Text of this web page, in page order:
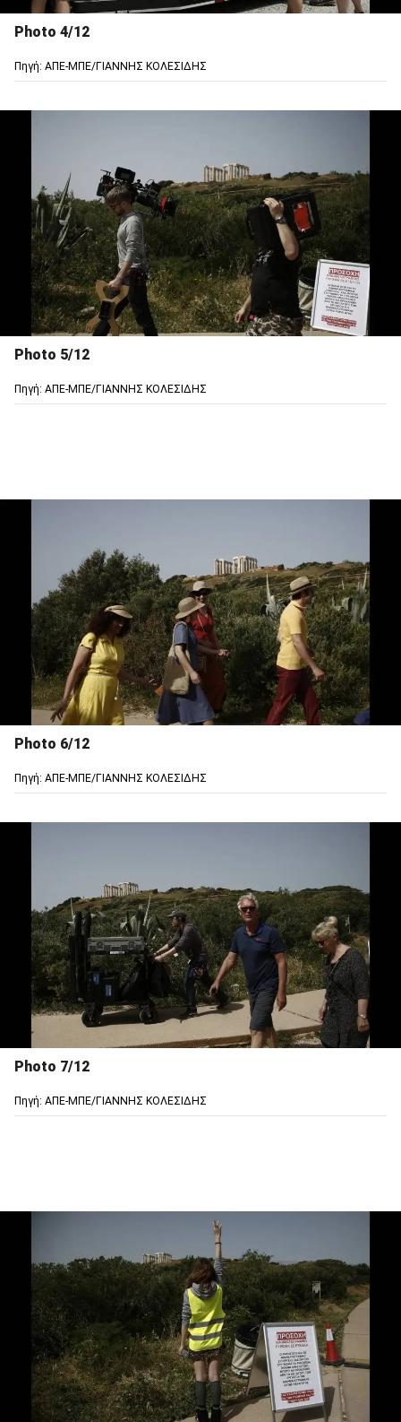
Photo 4/12
Πηγή: ΑΠΕ-ΜΠΕ/ΓΙΑΝΝΗΣ ΚΟΛΕΣΙΔΗΣ
Photo 5/12
Πηγή: ΑΠΕ-ΜΠΕ/ΓΙΑΝΝΗΣ ΚΟΛΕΣΙΔΗΣ
Photo 6/12
Πηγή: ΑΠΕ-ΜΠΕ/ΓΙΑΝΝΗΣ ΚΟΛΕΣΙΔΗΣ
Photo 7/12
Πηγή: ΑΠΕ-ΜΠΕ/ΓΙΑΝΝΗΣ ΚΟΛΕΣΙΔΗΣ